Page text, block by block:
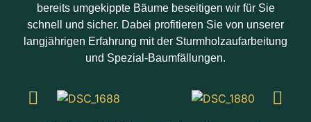
bereits umgekippte Bäume beseitigen wir für Sie
schnell und sicher. Dabei profitieren Sie von unserer
langjährigen Erfahrung mit der Sturmholzaufarbeitung
und Spezial-Baumfällungen.